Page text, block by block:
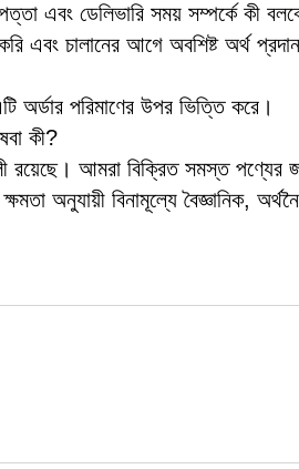
এবং ডেলিভারি সময় সম্পর্কে কী
চালানের আগে অবশিষ্ট অর্থ প্রদান
অর্ডার পরিমাণের উপর ভিত্তি করে।
কী?
আমরা বিক্রিত সমস্ত পণ্যের
ক্ষমতা অনুযায়ী বিনামূল্যে বৈজ্ঞানিক,